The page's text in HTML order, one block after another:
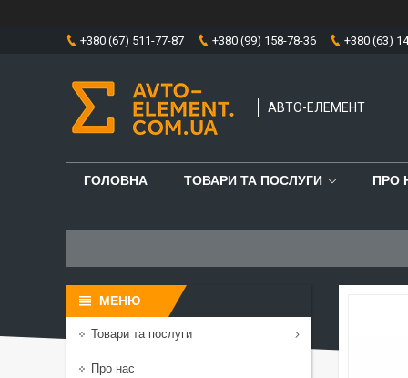
+380 (67) 511-77-87 +380 (99) 158-78-36 +380 (63)
АВТО-ЕЛЕМЕНТ
ГОЛОВНА ТОВАРИ ТА ПОСЛУГИ ПРО
Товари та послуги
Про нас